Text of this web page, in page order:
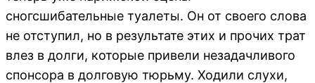
сногсшибательные туалеты. Он от своего слова
не отступил, но в результате этих и прочих трат
влез в долги, которые привели незадачливого
спонсора в долговую тюрьму. Ходили слухи,